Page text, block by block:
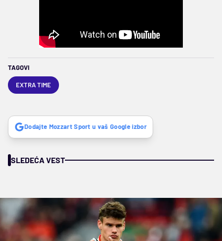
TAGOVI
EXTRA TIME
Dodajte Mozzart Sport u vaš Google izbor
SLEDEĆA VEST